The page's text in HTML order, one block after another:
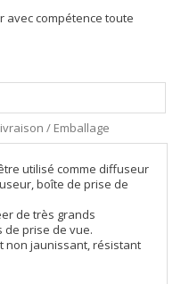
avec compétence toute
/ Emballage
utilisé comme diffuseur
boîte de prise de
de très grands
prise de vue.
non jaunissant, résistant